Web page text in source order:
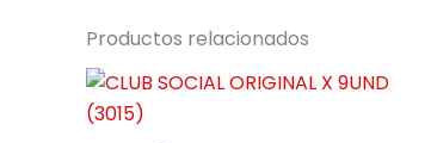
Productos relacionados